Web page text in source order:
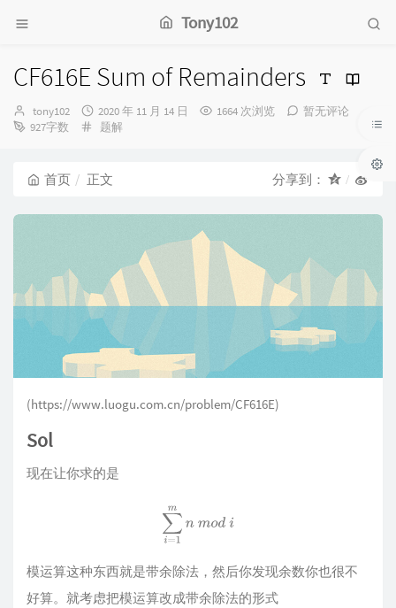
Tony102
CF616E Sum of Remainders
博
主：
tony102
发
布
2020 年 11 月 14 日 1664 次浏览
暂无评论
927字数
分
题解
首页 正文 分享到：
(https://www.luogu.com.cn/problem/CF616E)
Sol
现在让你求的是
∑i=1 m nmodi
模运算这种东西就是带余除法，然后你发现余数你也很不
好算。就考虑把模运算改成带余除法的形式